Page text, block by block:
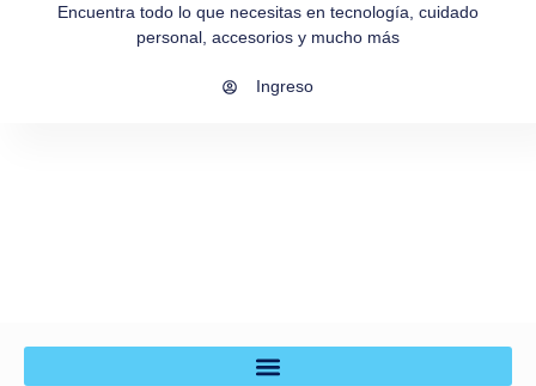
Encuentra todo lo que necesitas en tecnología, cuidado
personal, accesorios y mucho más
Ingreso